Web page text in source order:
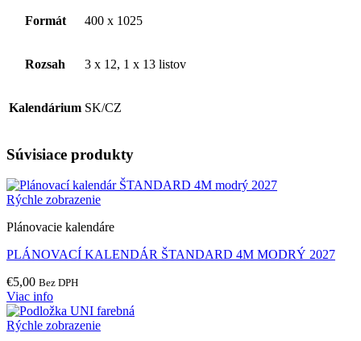
Formát 400 x 1025
Rozsah 3 x 12, 1 x 13 listov
Kalendárium SK/CZ
Súvisiace produkty
Rýchle zobrazenie
Plánovacie kalendáre
PLÁNOVACÍ KALENDÁR ŠTANDARD 4M MODRÝ 2027
€5,00 Bez DPH
Viac info
Rýchle zobrazenie